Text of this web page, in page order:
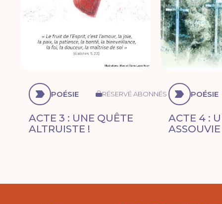
POÉSIE RÉSERVÉ ABONNÉS
ACTE 3 : UNE QUÊTE
ALTRUISTE !
POÉSIE
ACTE 4 :
ASSOUVIE